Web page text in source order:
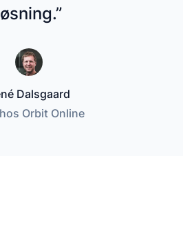
Dalsgaard
Orbit Online